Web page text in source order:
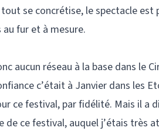
se concrétise, le spectacle est
fur et à mesure.
aucun réseau à la base dans le
c’était à Janvier dans les
ce festival, par fidélité. Mais il a
de ce festival, auquel j’étais